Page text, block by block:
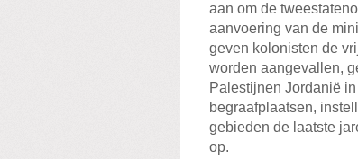
aan om de
aanvoering van de
geven kolonisten de
worden aangevallen,
Palestijnen Jordanië
begraafplaatsen,
gebieden de laatste
op.